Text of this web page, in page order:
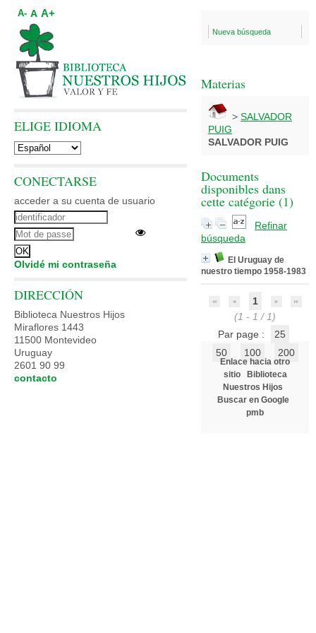
Nueva búsqueda
Materias
> SALVADOR
PUIG
SALVADOR PUIG
Documents
disponibles dans
cette catégorie (1)
Refinar
búsqueda
El Uruguay de
nuestro tiempo 1958-1983
1
(1 - 1 / 1)
Par page :
25
50
100 200
Enlace hacia otro
sitio
Biblioteca
Nuestros Hijos
Buscar en Google
pmb
A- A A+
ELIGE IDIOMA
CONECTARSE
acceder a su cuenta de usuario
Olvidé mi contraseña
DIRECCIÓN
Biblioteca Nuestros Hijos
Miraflores 1443
11500 Montevideo
Uruguay
2601 90 99
contacto